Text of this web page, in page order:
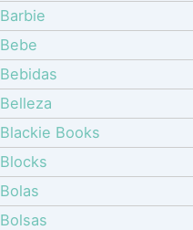
Barbie
Bebe
Bebidas
Belleza
Blackie Books
Blocks
Bolas
Bolsas